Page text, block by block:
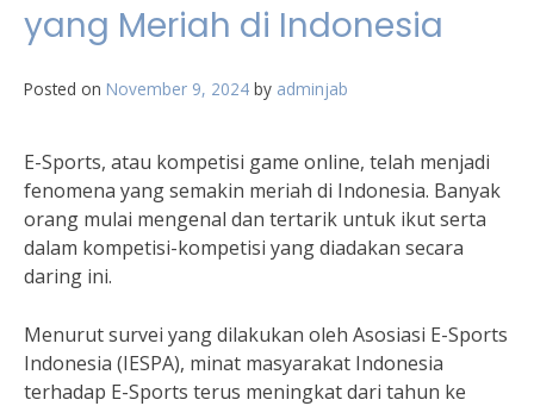
yang Meriah di Indonesia
Posted on November 9, 2024 by adminjab
E-Sports, atau kompetisi game online, telah menjadi
fenomena yang semakin meriah di Indonesia. Banyak
orang mulai mengenal dan tertarik untuk ikut serta
dalam kompetisi-kompetisi yang diadakan secara
daring ini.
Menurut survei yang dilakukan oleh Asosiasi E-Sports
Indonesia (IESPA), minat masyarakat Indonesia
terhadap E-Sports terus meningkat dari tahun ke